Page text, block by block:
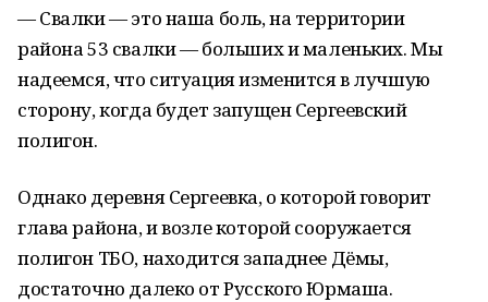
— Свалки — это наша боль, на территории
района 53 свалки — больших и маленьких. Мы
надеемся, что ситуация изменится в лучшую
сторону, когда будет запущен Сергеевский
полигон.
Однако деревня Сергеевка, о которой говорит
глава района, и возле которой сооружается
полигон ТБО, находится западнее Дёмы,
достаточно далеко от Русского Юрмаша.